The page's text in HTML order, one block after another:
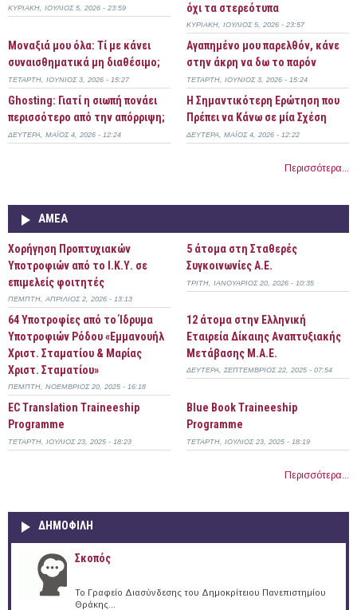
ΚΥΡΙΑΚΉ, ΙΟΎΛΙΟΣ 5, 2026 - 23:59
όχι τα στερεότυπα
ΚΥΡΙΑΚΉ, ΙΟΎΛΙΟΣ 5, 2026 - 23:57
Μοναξιά μου όλα: Τί με κάνει
συναισθηματικά μη διαθέσιμο;
ΤΕΤΆΡΤΗ, ΙΟΎΝΙΟΣ 3, 2026 - 15:27
Αγαπημένο μου παρελθόν, κάνε
στην άκρη να δω το παρόν
ΤΕΤΆΡΤΗ, ΙΟΎΝΙΟΣ 3, 2026 - 15:24
Ghosting: Γιατί η σιωπή πονάει
περισσότερο από την απόρριψη;
ΔΕΥΤΈΡΑ, ΜΆΙΟΣ 4, 2026 - 12:24
Η Σημαντικότερη Ερώτηση που
Πρέπει να Κάνω σε μία Σχέση
ΔΕΥΤΈΡΑ, ΜΆΙΟΣ 4, 2026 - 12:22
Περισσότερα...
ΑΜΕΑ
Χορήγηση Προπτυχιακών
Υποτροφιών από το Ι.Κ.Υ. σε
επιμελείς φοιτητές
ΠΈΜΠΤΗ, ΑΠΡΊΛΙΟΣ 2, 2026 - 13:13
5 άτομα στη Σταθερές
Συγκοινωνίες Α.Ε.
ΤΡΊΤΗ, ΙΑΝΟΥΆΡΙΟΣ 20, 2026 - 10:35
64 Υποτροφίες από το Ίδρυμα
Υποτροφιών Ρόδου «Εμμανουήλ
Χριστ. Σταματίου & Μαρίας
Χριστ. Σταματίου»
ΠΈΜΠΤΗ, ΝΟΈΜΒΡΙΟΣ 20, 2025 - 16:18
12 άτομα στην Ελληνική
Εταιρεία Δίκαιης Αναπτυξιακής
Μετάβασης Μ.Α.Ε.
ΔΕΥΤΈΡΑ, ΣΕΠΤΈΜΒΡΙΟΣ 22, 2025 - 07:54
EC Translation Traineeship
Programme
ΤΕΤΆΡΤΗ, ΙΟΎΛΙΟΣ 23, 2025 - 18:23
Blue Book Traineeship
Programme
ΤΕΤΆΡΤΗ, ΙΟΎΛΙΟΣ 23, 2025 - 18:19
Περισσότερα...
ΔΗΜΟΦΙΛΗ
Σκοπός
Το Γραφείο Διασύνδεσης του Δημοκρίτειου Πανεπιστημίου
Θράκης...